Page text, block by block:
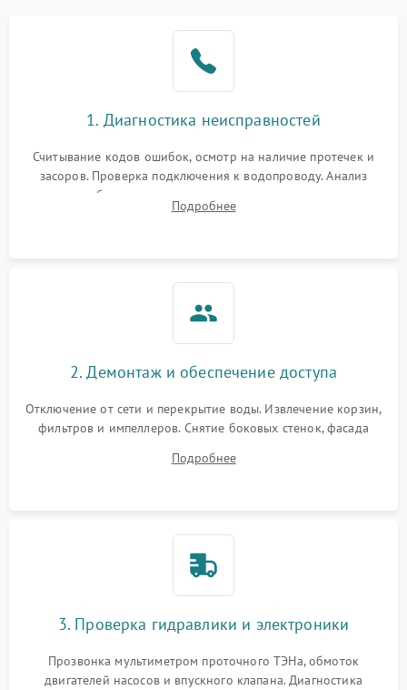
1. Диагностика неисправностей
Считывание кодов ошибок, осмотр на наличие протечек и
засоров. Проверка подключения к водопроводу. Анализ
жалоб на отсутствие слива, нагрева, вращения
разбрызгивателей или срабатывание системы защиты
Подробнее
2. Демонтаж и обеспечение доступа
Отключение от сети и перекрытие воды. Извлечение корзин,
фильтров и импеллеров. Снятие боковых стенок, фасада
циркуляционному насосу, ТЭНу и сливной помпе.
Подробнее
3. Проверка гидравлики и электроники
Прозвонка мультиметром проточного ТЭНа, обмоток
двигателей насосов и впускного клапана. Диагностика